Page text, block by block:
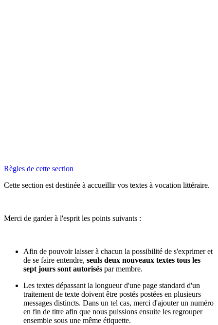
Règles de cette section
Cette section est destinée à accueillir vos textes à vocation littéraire.
Merci de garder à l'esprit les points suivants :
Afin de pouvoir laisser à chacun la possibilité de s'exprimer et
de se faire entendre, seuls deux nouveaux textes tous les
sept jours sont autorisés par membre.
Les textes dépassant la longueur d'une page standard d'un
traitement de texte doivent être postés postées en plusieurs
messages distincts. Dans un tel cas, merci d'ajouter un numéro
en fin de titre afin que nous puissions ensuite les regrouper
ensemble sous une même étiquette.